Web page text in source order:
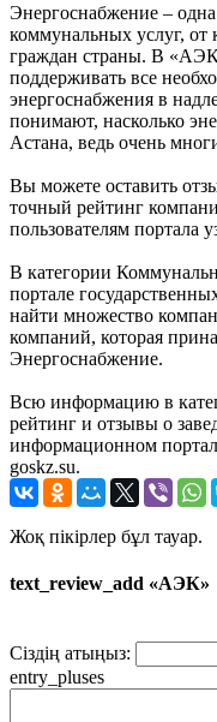
Энергоснабжение –
коммунальных услуг, от
граждан страны. В
поддерживать все
энергоснабжения в
понимают, насколько
Астана, ведь очень
Вы можете оставить
точный рейтинг
пользователям портала
В категории
портале
найти множество
компаний, которая
Энергоснабжение.
Всю информацию в
рейтинг и отзывы о
информационном
goskz.su.
Жоқ пікірлер бұл тауар.
text_review_add «АЭК»
Сіздің атыңыз:
entry_pluses